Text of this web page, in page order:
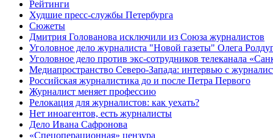
Рейтинги
Худшие пресс-службы Петербурга
Сюжеты
Дмитрия Голованова исключили из Союза журналистов
Уголовное дело журналиста "Новой газеты" Олега
Уголовное дело против экс-сотрудников телеканала
Медиапространство Северо-Запада: интервью с
Российская журналистика до и после Петра Первого
Журналист меняет профессию
Релокация для журналистов: как уехать?
Нет иноагентов, есть журналисты
Дело Ивана Сафронова
«Спецоперационная» цензура